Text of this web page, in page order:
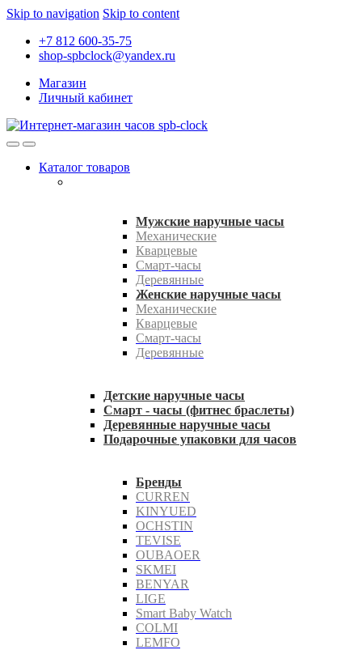
Skip to navigation Skip to content
+7 812 600-35-75
shop-spbclock@yandex.ru
Магазин
Личный кабинет
Каталог товаров
Мужские наручные часы
Механические
Кварцевые
Смарт-часы
Деревянные
Женские наручные часы
Механические
Кварцевые
Смарт-часы
Деревянные
Детские наручные часы
Смарт - часы (фитнес браслеты)
Деревянные наручные часы
Подарочные упаковки для часов
Бренды
CURREN
KINYUED
OCHSTIN
TEVISE
OUBAOER
SKMEI
BENYAR
LIGE
Smart Baby Watch
COLMI
LEMFO